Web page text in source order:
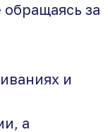
за
и
а